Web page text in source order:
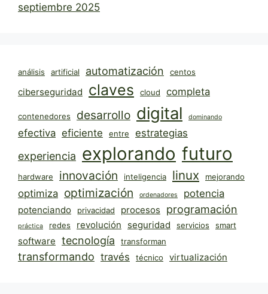
septiembre 2025
análisis artificial automatización centos
ciberseguridad claves cloud completa
contenedores desarrollo digital dominando
efectiva eficiente entre estrategias
experiencia explorando futuro
hardware innovación inteligencia linux mejorando
optimiza optimización ordenadores potencia
potenciando privacidad procesos programación
práctica redes revolución seguridad servicios smart
software tecnología transforman
transformando través técnico virtualización